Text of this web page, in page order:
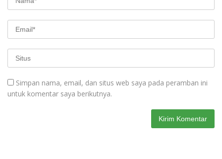
Simpan nama, email, dan situs web saya pada peramban ini
untuk komentar saya berikutnya.